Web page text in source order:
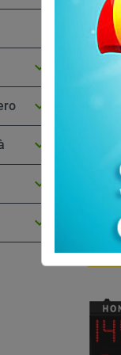





Favero